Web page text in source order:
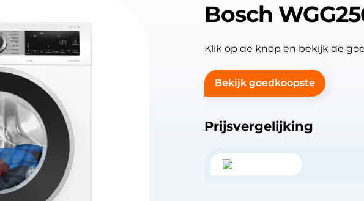
Bosch
Klik op de knop en bekijk de
Bekijk goedkoopste
Prijsvergelijking